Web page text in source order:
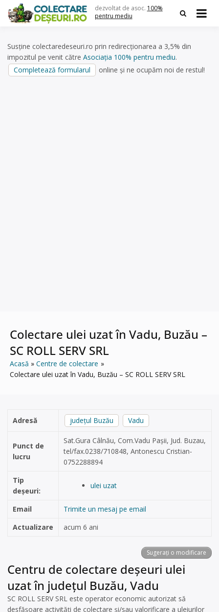
content
dezvoltat de asoc. 100%
pentru mediu
Susține colectaredeseuri.ro prin redirecționarea a 3,5% din
impozitul pe venit către Asociația 100% pentru mediu.
Completează formularul
online și ne ocupăm noi de restul!
Colectare ulei uzat în Vadu, Buzău –
SC ROLL SERV SRL
Acasă
Centre de colectare
Colectare ulei uzat în Vadu, Buzău – SC ROLL SERV SRL
Adresă județul Buzău Vadu
Punct de
lucru
Sat.Gura Câlnău, Com.Vadu Paşii, Jud. Buzau,
tel/fax.0238/710848, Antonescu Cristian-
0752288894
Tip
deșeuri:
ulei uzat
Email
Trimite un mesaj pe email
Actualizare
acum 6 ani
Sugerați o modificare
Centru de colectare deșeuri ulei
uzat în județul Buzău, Vadu
SC ROLL SERV SRL este operator economic autorizat să
desfăşoare activităţi de colectare şi/sau valorificare a uleiurilor